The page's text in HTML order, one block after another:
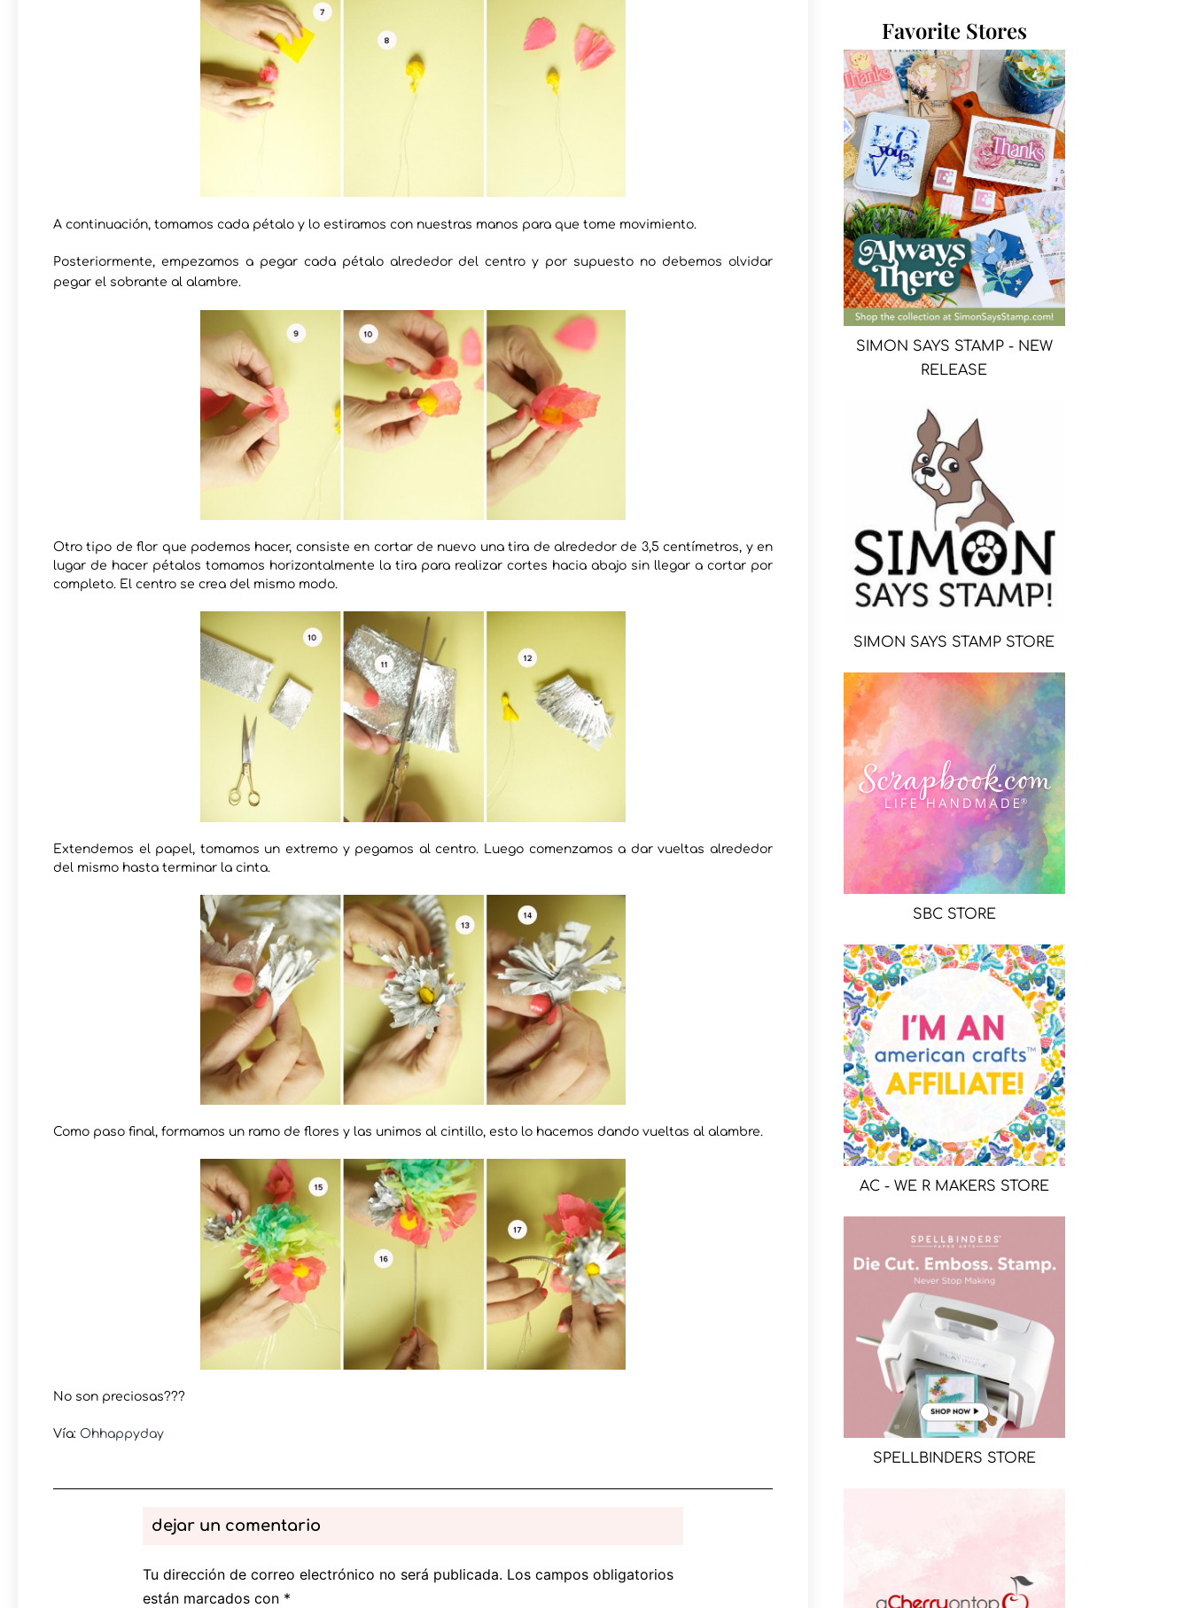
A continuación, tomamos cada pétalo y lo estiramos con nuestras manos para que tome movimiento.
Posteriormente, empezamos a pegar cada pétalo alrededor del centro y por supuesto no debemos olvidar
pegar el sobrante al alambre.
Otro tipo de flor que podemos hacer, consiste en cortar de nuevo una tira de alrededor de 3,5 centímetros, y en
lugar de hacer pétalos tomamos horizontalmente la tira para realizar cortes hacia abajo sin llegar a cortar por
completo. El centro se crea del mismo modo.
Extendemos el papel, tomamos un extremo y pegamos al centro. Luego comenzamos a dar vueltas alrededor
del mismo hasta terminar la cinta.
Como paso final, formamos un ramo de flores y las unimos al cintillo, esto lo hacemos dando vueltas al alambre.
No son preciosas???
Vía: Ohhappyday
dejar un comentario
Tu dirección de correo electrónico no será publicada. Los campos obligatorios
están marcados con *
Favorite Stores
SIMON SAYS STAMP - NEW
RELEASE
SIMON SAYS STAMP STORE
SBC STORE
AC - WE R MAKERS STORE
SPELLBINDERS STORE